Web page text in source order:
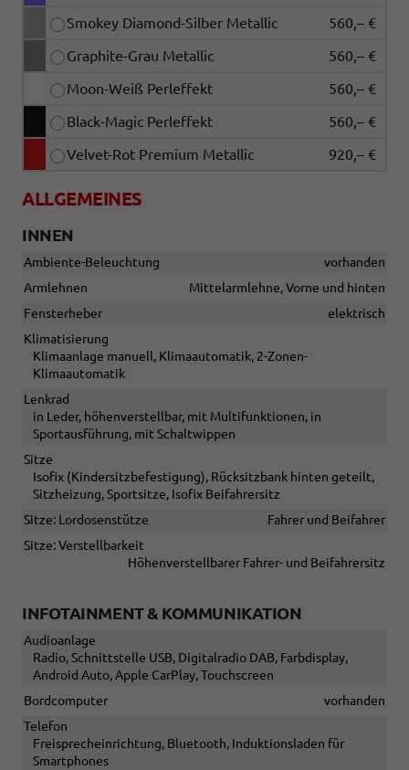
Smokey Diamond-Silber Metallic
560,– €
Graphite-Grau Metallic
560,– €
Moon-Weiß Perleffekt
560,– €
Black-Magic Perleffekt
560,– €
Velvet-Rot Premium Metallic
920,– €
ALLGEMEINES
INNEN
Ambiente-Beleuchtung
vorhanden
Armlehnen
Mittelarmlehne, Vorne und hinten
Fensterheber
elektrisch
Klimatisierung
Klimaanlage manuell, Klimaautomatik, 2-Zonen-
Klimaautomatik
Lenkrad
in Leder, höhenverstellbar, mit Multifunktionen, in
Sportausführung, mit Schaltwippen
Sitze
Isofix (Kindersitzbefestigung), Rücksitzbank hinten geteilt,
Sitzheizung, Sportsitze, Isofix Beifahrersitz
Sitze: Lordosenstütze
Fahrer und Beifahrer
Sitze: Verstellbarkeit
Höhenverstellbarer Fahrer- und Beifahrersitz
INFOTAINMENT & KOMMUNIKATION
Audioanlage
Radio, Schnittstelle USB, Digitalradio DAB, Farbdisplay,
Android Auto, Apple CarPlay, Touchscreen
Bordcomputer
vorhanden
Telefon
Freisprecheinrichtung, Bluetooth, Induktionsladen für
Smartphones